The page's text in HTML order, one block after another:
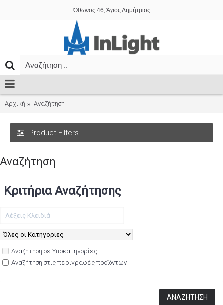
Όθωνος 46, Άγιος Δημήτριος
Αρχική Αναζήτηση
Product Filters
Αναζήτηση
Κριτήρια Αναζήτησης
Αναζήτηση σε Υποκατηγορίες
Αναζήτηση στις περιγραφές προϊόντων